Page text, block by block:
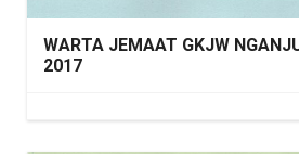
WARTA JEMAAT GKJW
2017